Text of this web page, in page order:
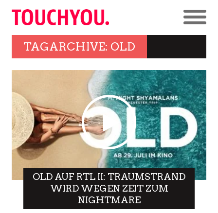
TAGARCHIVE: OLD
OLD AUF RTL II: TRAUMSTRAND
WIRD WEGEN ZEIT ZUM
NIGHTMARE